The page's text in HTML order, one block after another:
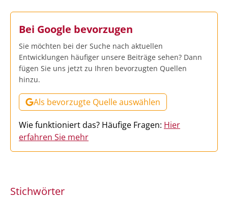
Bei Google bevorzugen
Sie möchten bei der Suche nach aktuellen
Entwicklungen häufiger unsere Beiträge sehen? Dann
fügen Sie uns jetzt zu Ihren bevorzugten Quellen
hinzu.
Als bevorzugte Quelle auswählen
Wie funktioniert das? Häufige Fragen: Hier
erfahren Sie mehr
Stichwörter